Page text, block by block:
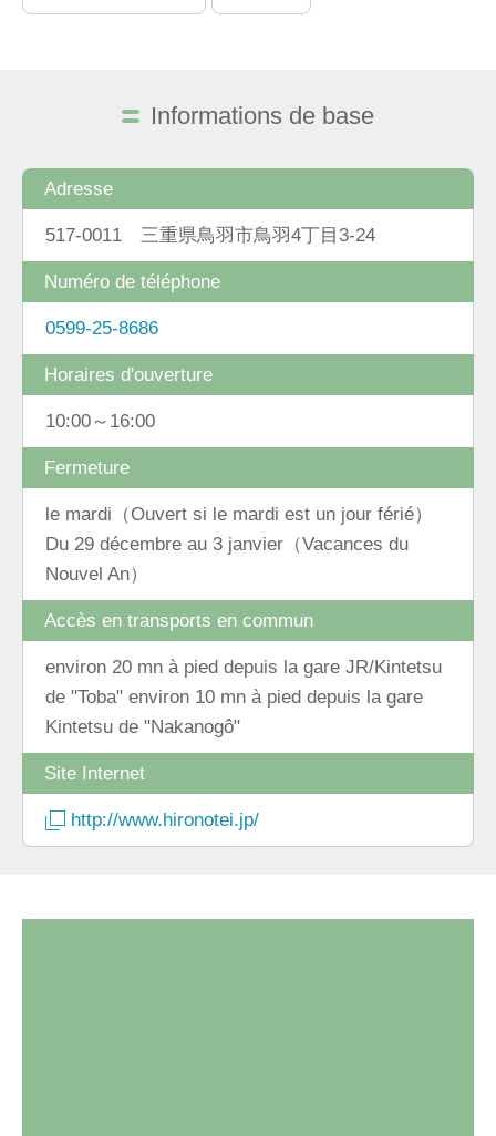
Informations de base
Adresse
517-0011 三重県鳥羽市鳥羽4丁目3-24
Numéro de téléphone
0599-25-8686
Horaires d'ouverture
10:00～16:00
Fermeture
le mardi（Ouvert si le mardi est un jour férié）
Du 29 décembre au 3 janvier（Vacances du
Nouvel An）
Accès en transports en commun
environ 20 mn à pied depuis la gare JR/Kintetsu
de "Toba" environ 10 mn à pied depuis la gare
Kintetsu de "Nakanogô"
Site Internet
http://www.hironotei.jp/